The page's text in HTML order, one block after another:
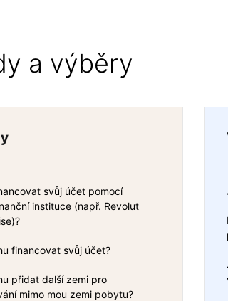
a výběry
svůj účet pomocí
instituce (např. Revolut
financovat svůj účet?
přidat další zemi pro
mimo mou zemi pobytu?